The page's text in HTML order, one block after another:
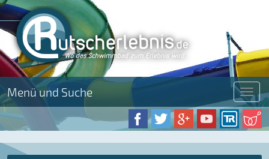
Menü und Suche Menü